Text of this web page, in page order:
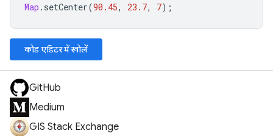
Map . setCenter(90.45, 23.7, 7);
कोड एडिटर में खोलें
GitHub
Medium
GIS Stack Exchange